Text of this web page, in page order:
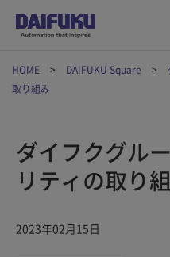
HOME DAIFUKU Square
取り組み
ダイフクグル
リティの取り
2023年02月15日